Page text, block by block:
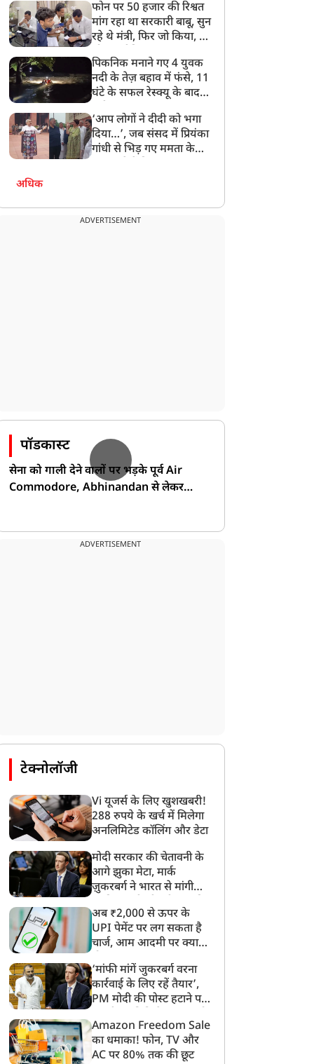
लाइफस्टाइल
बेटी को गोद लें प्रधानमंत्री
फोन पर 50 हजार की रिश्वत
मांग रहा था सरकारी बाबू, सुन
रहे थे मंत्री, फिर जो किया, वो
पिकनिक मनाने गए 4 युवक
नदी के तेज़ बहाव में फंसे, 11
घंटे के सफल रेस्क्यू के बाद
‘आप लोगों ने दीदी को भगा
दिया…’, जब संसद में प्रियंका
गांधी से भिड़ गए ममता के
अधिक
ADVERTISEMENT
पॉडकास्ट
सेना को गाली देने वालों पर भड़के पूर्व Air
Commodore, Abhinandan से लेकर
ADVERTISEMENT
टेक्नोलॉजी
Vi यूजर्स के लिए खुशखबरी!
288 रुपये के खर्च में मिलेगा
अनलिमिटेड कॉलिंग और डेटा
मोदी सरकार की चेतावनी के
आगे झुका मेटा, मार्क
ज़ुकरबर्ग ने भारत से मांगी
अब ₹2,000 से ऊपर के
UPI पेमेंट पर लग सकता है
चार्ज, आम आदमी पर क्या
‘मांफी मांगें जुकरबर्ग वरना
कार्रवाई के लिए रहें तैयार’,
PM मोदी की पोस्ट हटाने पर
लगाई फटकार
Amazon Freedom Sale
का धमाका! फोन, TV और
AC पर 80% तक की छूट